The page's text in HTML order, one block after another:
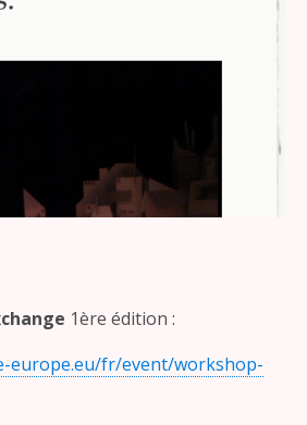
1ère édition :
europe.eu/fr/event/workshop-